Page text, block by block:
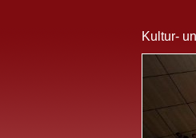
Kultur-